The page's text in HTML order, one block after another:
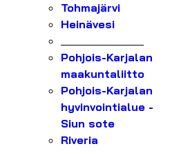
Tohmajärvi
Heinävesi
Pohjois-Karjalan
maakuntaliitto
Pohjois-Karjalan
hyvinvointialue -
Siun sote
Riveria